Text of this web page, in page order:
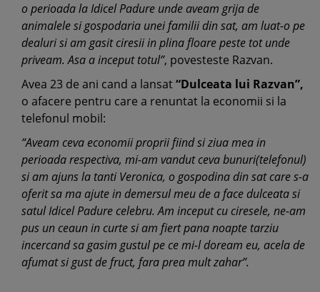
o perioada la Idicel Padure unde aveam grija de
animalele si gospodaria unei familii din sat, am luat-o pe
dealuri si am gasit ciresii in plina floare peste tot unde
priveam. Asa a inceput totul”, povesteste Razvan.
Avea 23 de ani cand a lansat“Dulceata lui Razvan”,
o afacere pentru care a renuntat la economii si la
telefonul mobil:
“Aveam ceva economii proprii fiind si ziua mea in
perioada respectiva, mi-am vandut ceva bunuri(telefonul)
si am ajuns la tanti Veronica, o gospodina din sat care s-a
oferit sa ma ajute in demersul meu de a face dulceata si
satul Idicel Padure celebru. Am inceput cu ciresele, ne-am
pus un ceaun in curte si am fiert pana noapte tarziu
incercand sa gasim gustul pe ce mi-l doream eu, acela de
afumat si gust de fruct, fara prea mult zahar”.